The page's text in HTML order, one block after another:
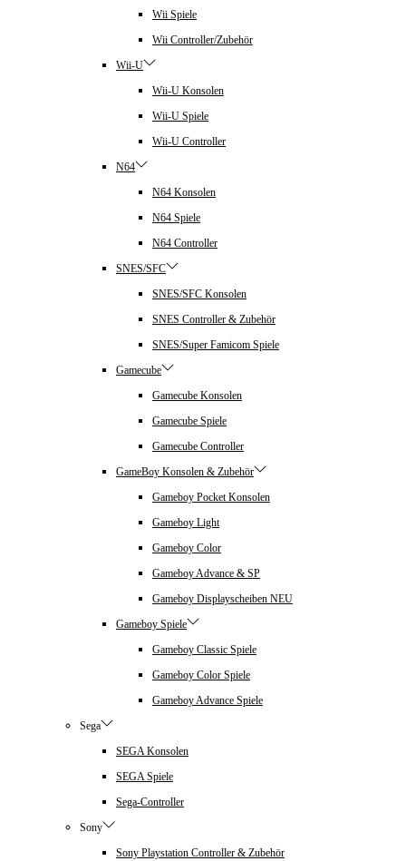
Wii Spiele
Wii Controller/Zubehör
Wii-U
Wii-U Konsolen
Wii-U Spiele
Wii-U Controller
N64
N64 Konsolen
N64 Spiele
N64 Controller
SNES/SFC
SNES/SFC Konsolen
SNES Controller & Zubehör
SNES/Super Famicom Spiele
Gamecube
Gamecube Konsolen
Gamecube Spiele
Gamecube Controller
GameBoy Konsolen & Zubehör
Gameboy Pocket Konsolen
Gameboy Light
Gameboy Color
Gameboy Advance & SP
Gameboy Displayscheiben NEU
Gameboy Spiele
Gameboy Classic Spiele
Gameboy Color Spiele
Gameboy Advance Spiele
Sega
SEGA Konsolen
SEGA Spiele
Sega-Controller
Sony
Sony Playstation Controller & Zubehör